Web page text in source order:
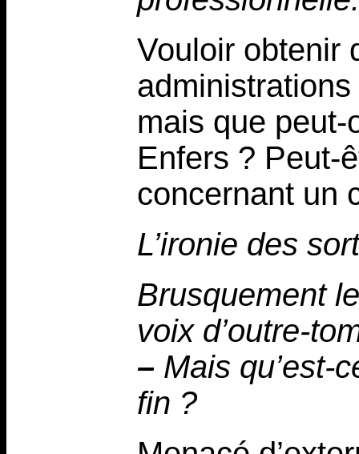
Vouloir obtenir
mais que
Enfers ? Peut-
concernant un
L’ironie des
Brusquement
voix d’outre-
– Mais qu’est-
fin ?